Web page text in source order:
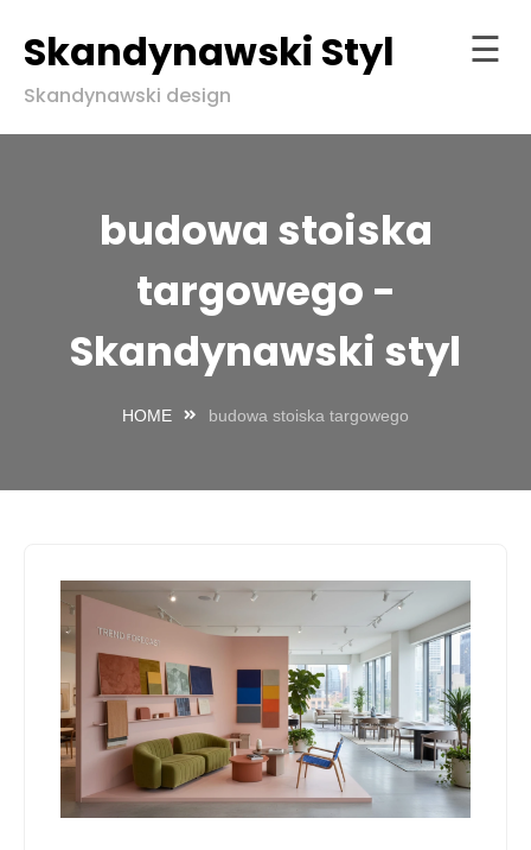
to
content
Skandynawski Styl
Skandynawski design
☰
budowa stoiska
targowego -
Skandynawski styl
HOME budowa stoiska targowego